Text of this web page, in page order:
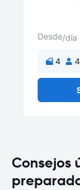
Desde/día
4 4
Consejos